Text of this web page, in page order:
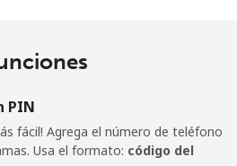
PIN
fácil! Agrega el número de teléfono
Usa el formato: código del